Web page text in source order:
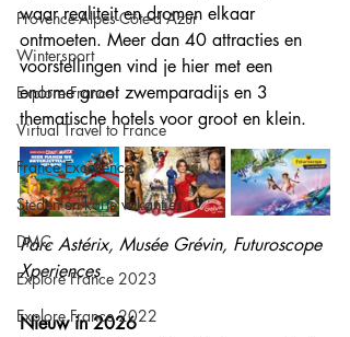
Provence-Alpes-Côte-d'Azur
Wintersport
Explore France
Virtual Travel to France
France Excellence
Steden en korte vakanties
DMC
Explore France 2023
Explore France 2022
waar realiteit en dromen elkaar
ontmoeten. Meer dan 40 attracties en
voorstellingen vind je hier met een
enorme groot zwemparadijs en 3
thematische hotels voor groot en klein.
Parc Astérix, Musée Grévin, Futuroscope
Xperiences
Nieuw in 2026